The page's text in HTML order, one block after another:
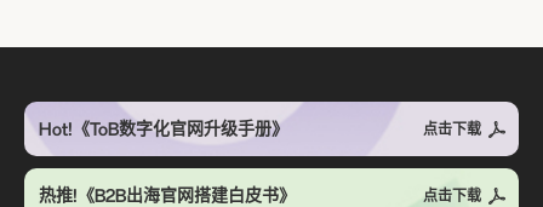
Hot!《ToB数字化官网升级手册》 点击下载
热推!《B2B出海官网搭建白皮书》 点击下载